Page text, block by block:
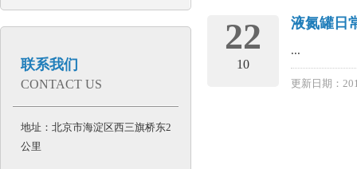
联系我们
CONTACT US
地址：北京市海淀区西三旗桥东2
公里
22
10
液氮罐日
...
更新日期：